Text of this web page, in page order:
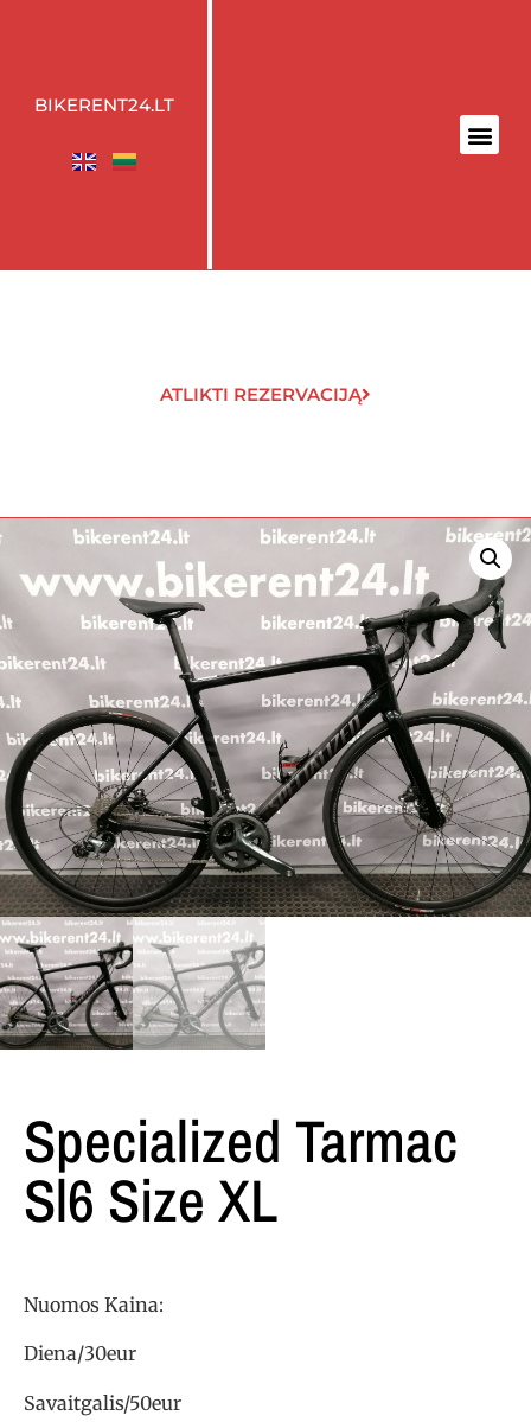
BIKERENT24.LT
ATLIKTI REZERVACIJĄ
Specialized Tarmac
Sl6 Size XL
Nuomos Kaina:
Diena/30eur
Savaitgalis/50eur